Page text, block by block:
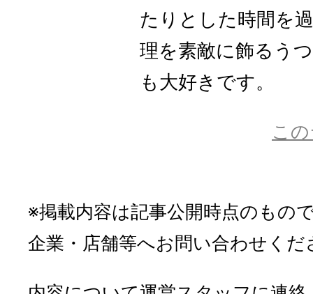
たりとした時間を
理を素敵に飾るう
も大好きです。
こ
※掲載内容は記事公開時点のもの
企業・店舗等へお問い合わせくだ